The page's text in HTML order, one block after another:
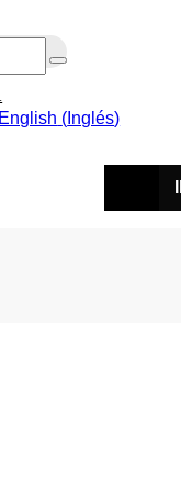
English ( Inglés)